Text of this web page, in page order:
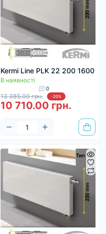
Kermi Line PLK 22 200 1600
В наявності
0
13 385.00 грн. -20%
10 710.00 грн.